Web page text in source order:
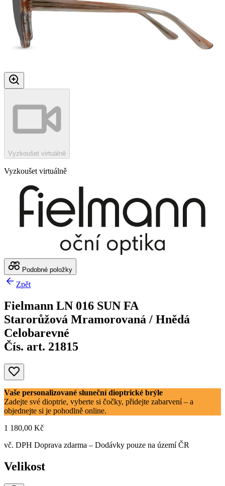
Vyzkoušet virtuálně
Vyzkoušet virtuálně
Podobné položky
Zpět
Fielmann LN 016 SUN FA
Starorůžová Mramorovaná / Hnědá
Celobarevné
Čís. art. 21815
Vaše personalizované sluneční dioptrické brýle
Zadejte své dioptrie, vyberte si čočky, přidejte zabarvení – a
objednejte si je pohodlně online.
1 180,00 Kč
vč. DPH Doprava zdarma – Dodávky pouze na území ČR
Velikost